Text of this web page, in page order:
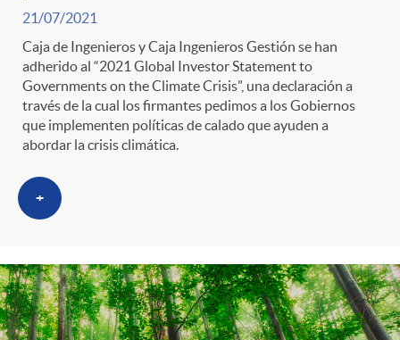
21/07/2021
Caja de Ingenieros y Caja Ingenieros Gestión se han
adherido al “2021 Global Investor Statement to
Governments on the Climate Crisis”, una declaración a
través de la cual los firmantes pedimos a los Gobiernos
que implementen políticas de calado que ayuden a
abordar la crisis climática.
+